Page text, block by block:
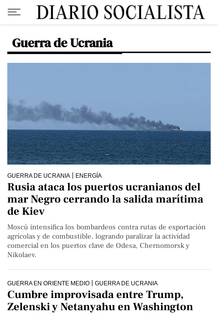
Guerra de Ucrania
GUERRA DE UCRANIA ENERGÍA
Rusia ataca los puertos ucranianos del
mar Negro cerrando la salida marítima
de Kiev
Moscú intensifica los bombardeos contra rutas de exportación
agrícolas y de combustible, logrando paralizar la actividad
comercial en los puertos clave de Odesa, Chernomorsk y
Nikolaev.
GUERRA EN ORIENTE MEDIO GUERRA DE UCRANIA
Cumbre improvisada entre Trump,
Zelenski y Netanyahu en Washington